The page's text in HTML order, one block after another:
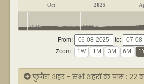
Oct 2026
2020 2022
From:
to:
Zoom:
फुजैरा शहर - सभी शहरों के पास : 22